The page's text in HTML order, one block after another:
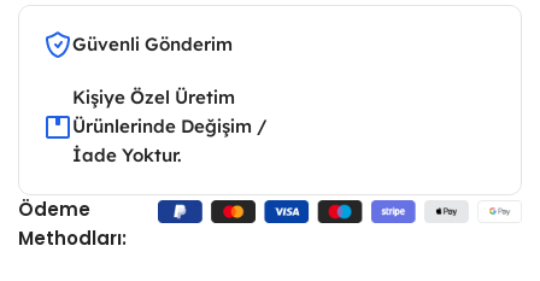
Güvenli Gönderim
Kişiye Özel Üretim
Ürünlerinde Değişim /
İade Yoktur.
Ödeme
Methodları: